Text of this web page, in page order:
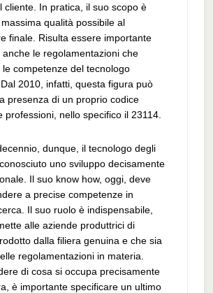
cliente. In pratica, il suo scopo è
qualità possibile al
finale. Risulta essere importante
le regolamentazioni che
le competenze del tecnologo
2010, infatti, questa figura può
presenza di un proprio codice
professioni, nello specifico il 23114.
dunque, il tecnologo degli
uno sviluppo decisamente
Il suo know how, oggi, deve
a precise competenze in
Il suo ruolo è indispensabile,
alle aziende produttrici di
dalla filiera genuina e che sia
regolamentazioni in materia.
di cosa si occupa precisamente
è importante specificare un ultimo